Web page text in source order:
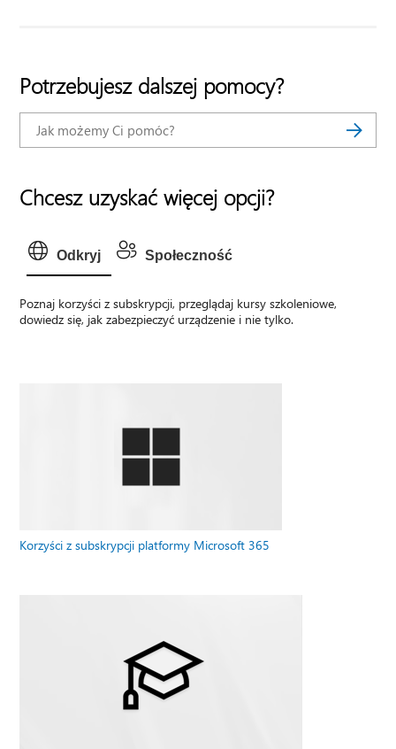
Potrzebujesz dalszej pomocy?
Chcesz uzyskać więcej opcji?
Odkryj Społeczność
Poznaj korzyści z subskrypcji, przeglądaj kursy szkoleniowe,
dowiedz się, jak zabezpieczyć urządzenie i nie tylko.
Korzyści z subskrypcji platformy Microsoft 365